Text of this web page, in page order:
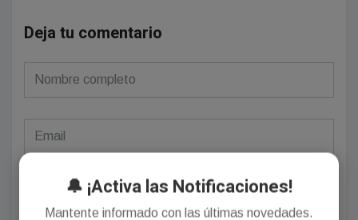
Deja tu comentario
🔔 ¡Activa las Notificaciones!
Mantente informado con las últimas novedades.